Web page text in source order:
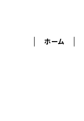
ホーム